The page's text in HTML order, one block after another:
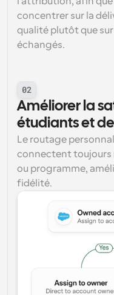
concentrer sur la
qualité plutôt que
échangés.
02
Améliorer la
étudiants et
Le routage
connectent toujours
ou programme,
fidélité.